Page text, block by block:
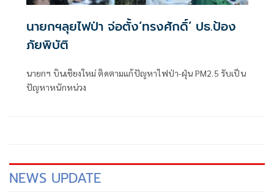
นายกฯลุยไฟป่า จ่อตั้ง‘ทรงศักดิ์’ ปธ.ป้อง
ภัยพิบัติ
นายกฯ บินเชียงใหม่ ติดตามแก้ปัญหาไฟป่า-ฝุ่น PM2.5 รับเป็น
ปัญหาหนักหน่วง
NEWS UPDATE